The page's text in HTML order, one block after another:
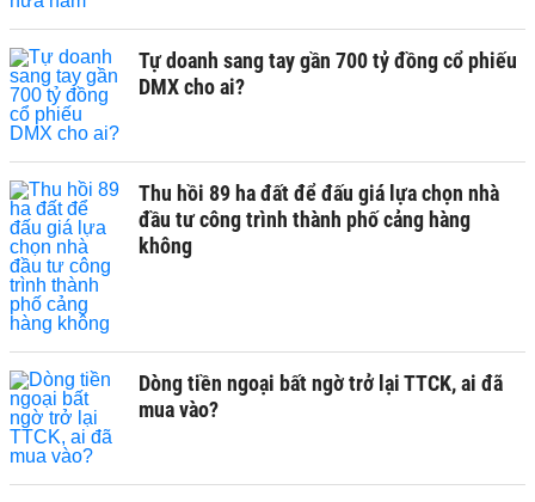
Tự doanh sang tay gần 700 tỷ đồng cổ phiếu
DMX cho ai?
Thu hồi 89 ha đất để đấu giá lựa chọn nhà
đầu tư công trình thành phố cảng hàng
không
Dòng tiền ngoại bất ngờ trở lại TTCK, ai đã
mua vào?